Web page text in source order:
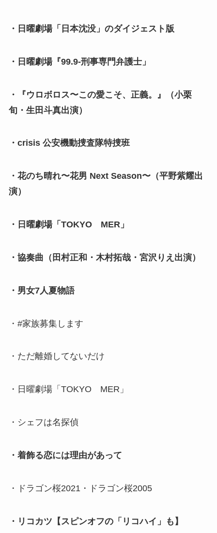
・日曜劇場「日本沈没」のダイジェスト版
・日曜劇場『99.9-刑事専門弁護士」
・『ウロボロス〜この愛こそ、正義。』（小栗
旬・生田斗真出演）
・crisis 公安機動捜査隊特捜班
・花のち晴れ〜花男 Next Season〜（平野紫耀出
演）
・日曜劇場「TOKYO MER」
・協奏曲（田村正和・木村拓哉・宮沢りえ出演）
・男女7人夏物語
・#家族募集します
・ただ離婚してないだけ
・日曜劇場「TOKYO MER」
・シェフは名探偵
・着飾る恋には理由があって
・ドラゴン桜2021・ドラゴン桜2005
・リコカツ【スピンオフの「リコハイ」も】